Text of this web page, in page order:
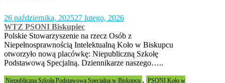
26 października, 202527 lutego, 2026
WTZ PSONI Biskupiec
Polskie Stowarzyszenie na rzecz Osób z
Niepełnosprawnością Intelektualną Koło w Biskupcu
otworzyło nową placówkę: Niepubliczną Szkołę
Podstawową Specjalną. Dziennikarze naszego…..
Niepubliczna Szkoła Podstawowa Specjalna w Biskupcu , PSONI Koło w